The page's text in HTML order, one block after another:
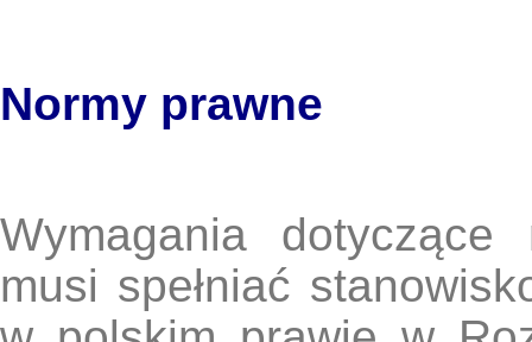
Normy prawne
Wymagania dotyczące
musi spełniać